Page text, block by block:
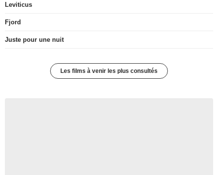
Leviticus
Fjord
Juste pour une nuit
Les films à venir les plus consultés